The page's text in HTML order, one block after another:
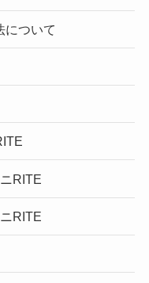
について
RITE
RITE